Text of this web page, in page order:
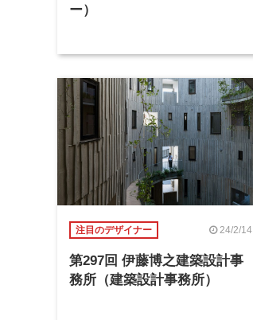
ー）
注目のデザイナー 24/2/14
第297回 伊藤博之建築設計事
務所（建築設計事務所）